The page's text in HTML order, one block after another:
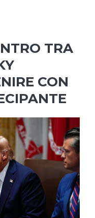
TRA
CON